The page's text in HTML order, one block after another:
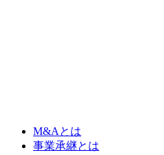
M&Aとは
事業承継とは